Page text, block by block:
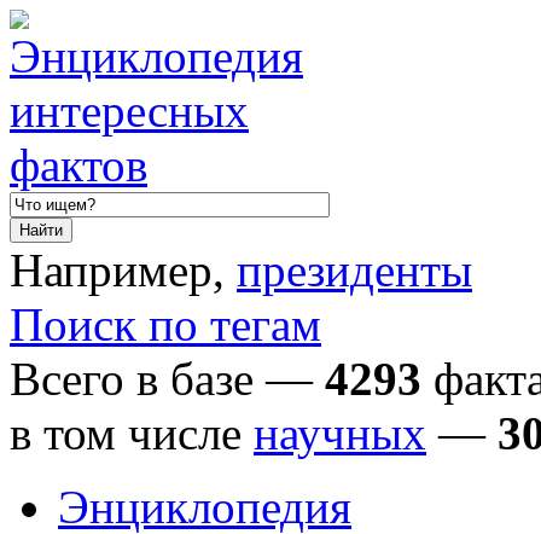
Например, президенты
Поиск по тегам
Всего в базе — 4293
в том числе научных —
Энциклопедия